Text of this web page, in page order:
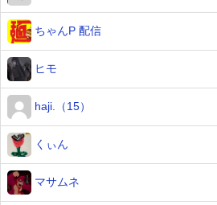
ちゃんP 配信
ヒモ
haji.（15）
くぃん
マサムネ